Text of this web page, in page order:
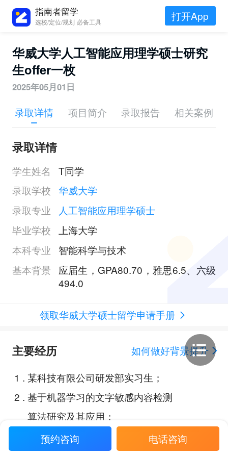
指南者留学
选校/定位/规划 必备工具 打开App
华威大学人工智能应用理学硕士研究
生offer一枚
2025年05月01日
录取详情 项目简介 录取报告 相关案例
录取详情
学生姓名
T同学
录取学校 华威大学
录取专业
人工智能应用理学硕士
毕业学校
上海大学
本科专业
智能科学与技术
基本背景
应届生，GPA80.70，雅思6.5、六级
494.0
领取华威大学硕士留学申请手册
主要经历
如何做好背景提升
1 . 某科技有限公司研发部实习生；
2 . 基于机器学习的文字敏感内容检测
算法研究及其应用；
在线教育平台日志可视化与人机交
预约咨询 电话咨询